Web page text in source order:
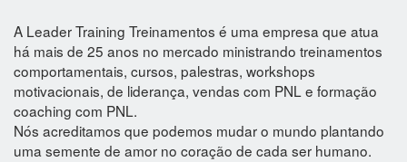
A Leader Training Treinamentos é uma empresa que atua
há mais de 25 anos no mercado ministrando treinamentos
comportamentais, cursos, palestras, workshops
motivacionais, de liderança, vendas com PNL e formação
coaching com PNL.
Nós acreditamos que podemos mudar o mundo plantando
uma semente de amor no coração de cada ser humano.